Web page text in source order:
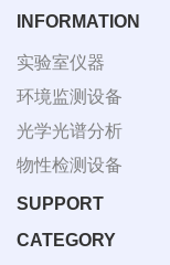
INFORMATION
实验室仪器
环境监测设备
光学光谱分析
物性检测设备
SUPPORT
CATEGORY